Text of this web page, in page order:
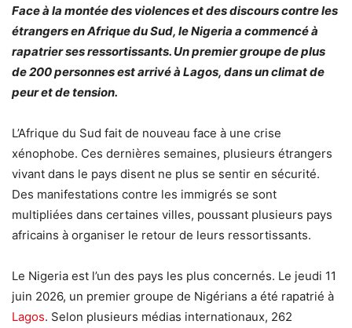
Face à la montée des violences et des discours contre les
étrangers en Afrique du Sud, le Nigeria a commencé à
rapatrier ses ressortissants. Un premier groupe de plus
de 200 personnes est arrivé à Lagos, dans un climat de
peur et de tension.
L’Afrique du Sud fait de nouveau face à une crise
xénophobe. Ces dernières semaines, plusieurs étrangers
vivant dans le pays disent ne plus se sentir en sécurité.
Des manifestations contre les immigrés se sont
multipliées dans certaines villes, poussant plusieurs pays
africains à organiser le retour de leurs ressortissants.
Le Nigeria est l’un des pays les plus concernés. Le jeudi 11
juin 2026, un premier groupe de Nigérians a été rapatrié à
Lagos. Selon plusieurs médias internationaux, 262